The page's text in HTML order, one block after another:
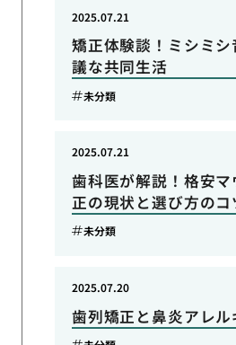
矯正体験談！ミシミ
議な共同生活
2025.07.21
未分類
歯科医が解説！格安
正の現状と選び方のコ
2025.07.21
未分類
歯列矯正と鼻炎アレ
2025.07.20